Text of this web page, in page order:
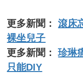
更多新聞：滾床
裸坐兒子
更多新聞：珍琳
只能DIY